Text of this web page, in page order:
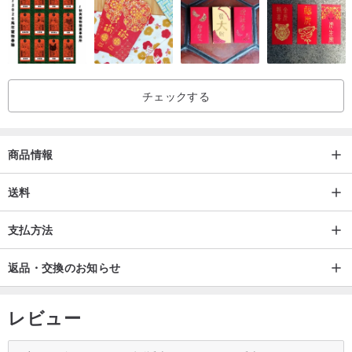
クトリア調の「ワイルドストロベリー」、ベルトリック由来のポー
ターの有名な童話「ピーターラビット」などがあります。 " シリー
ズ...古風通が培った技術と新時代のデザインセンスを見事に融合さ
せたベストセラー作品です。
チェックする
商品情報
送料
支払方法
返品・交換のお知らせ
レビュー